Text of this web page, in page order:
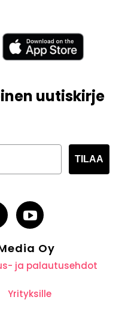
uutiskirje
TILAA
Oy
ja palautusehdot
Yrityksille